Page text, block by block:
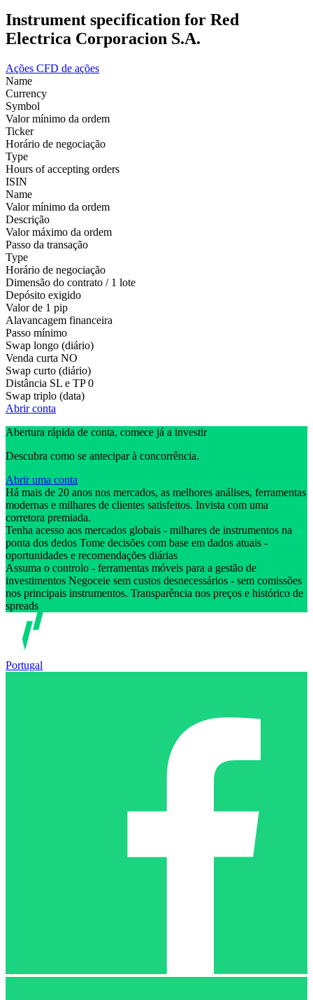
Instrument specification for Red
Electrica Corporacion S.A.
Ações CFD de ações
Name
Currency
Symbol
Valor mínimo da ordem
Ticker
Horário de negociação
Type
Hours of accepting orders
ISIN
Name
Valor mínimo da ordem
Descrição
Valor máximo da ordem
Passo da transação
Type
Horário de negociação
Dimensão do contrato / 1 lote
Depósito exigido
Valor de 1 pip
Alavancagem financeira
Passo mínimo
Swap longo (diário)
Venda curta NO
Swap curto (diário)
Distância SL e TP 0
Swap triplo (data)
Abrir conta
Abertura rápida de conta, comece já a investir
Descubra como se antecipar à concorrência.
Abrir uma conta
Há mais de 20 anos nos mercados, as melhores análises, ferramentas
modernas e milhares de clientes satisfeitos. Invista com uma
corretora premiada.
Tenha acesso aos mercados globais - milhares de instrumentos na
ponta dos dedos Tome decisões com base em dados atuais -
oportunidades e recomendações diárias
Assuma o controlo - ferramentas móveis para a gestão de
investimentos Negoceie sem custos desnecessários - sem comissões
nos principais instrumentos. Transparência nos preços e histórico de
spreads
Portugal